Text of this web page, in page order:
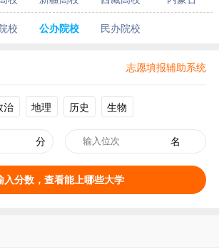
校 公办院校 民办院校
志愿填报辅助系统
治 地理 历史 生物
分 名
入分数，查看能上哪些大学